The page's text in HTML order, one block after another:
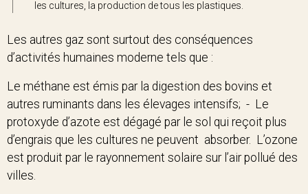
les cultures, la production de tous les plastiques.
Les autres gaz sont surtout des conséquences
d’activités humaines moderne tels que :
Le méthane est émis par la digestion des bovins et
autres ruminants dans les élevages intensifs; - Le
protoxyde d’azote est dégagé par le sol qui reçoit plus
d’engrais que les cultures ne peuvent absorber. L’ozone
est produit par le rayonnement solaire sur l’air pollué des
villes.